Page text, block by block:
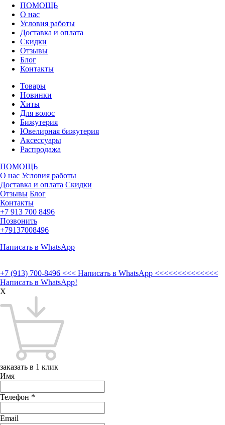
ПОМОЩЬ
О нас
Условия работы
Доставка и оплата
Скидки
Отзывы
Блог
Контакты
Товары
Новинки
Хиты
Для волос
Бижутерия
Ювелирная бижутерия
Аксессуары
Распродажа
ПОМОЩЬ
О нас Условия работы
Доставка и оплата Скидки
Отзывы Блог
Контакты
+7 913 700 8496
Позвонить
+79137008496
Написать в WhatsApp
+7 (913) 700-8496 <<< Написать в WhatsApp <<<<<<<<<<<<<<
Написать в WhatsApp!
X
заказать в 1 клик
Имя
Телефон *
Email